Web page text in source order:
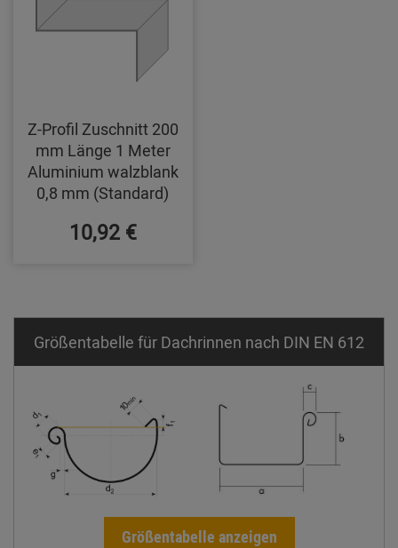
Z-Profil Zuschnitt 200
mm Länge 1 Meter
Aluminium walzblank
0,8 mm (Standard)
10,92 €
Größentabelle für Dachrinnen nach DIN EN 612
Größentabelle anzeigen